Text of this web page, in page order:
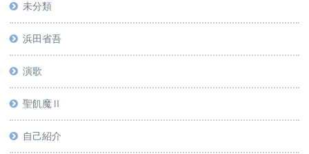
未分類
浜田省吾
演歌
聖飢魔Ⅱ
自己紹介